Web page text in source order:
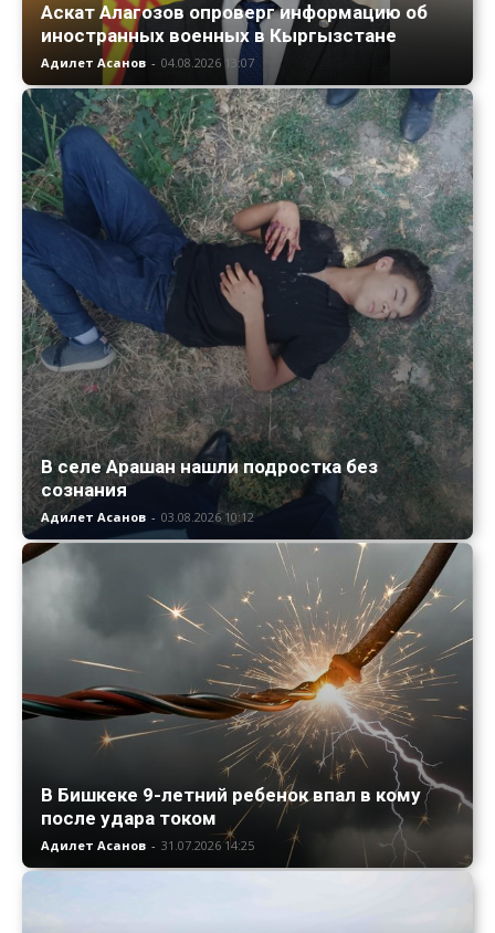
Аскат Алагозов опроверг информацию об
иностранных военных в Кыргызстане
Адилет Асанов - 04.08.2026 13:07
В селе Арашан нашли подростка без
сознания
Адилет Асанов - 03.08.2026 10:12
В Бишкеке 9-летний ребенок впал в кому
после удара током
Адилет Асанов - 31.07.2026 14:25